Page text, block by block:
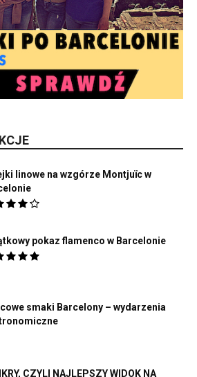
linowe na wzgórze Montjuïc w
pokaz flamenco w Barcelonie
smaki Barcelony – wydarzenia
CZYLI NAJLEPSZY WIDOK NA